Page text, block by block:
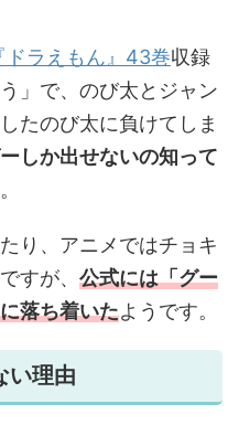
ドラえもん』43巻収録
」で、のび太とジャン
たのび太に負けてしま
しか出せないの知って
り、アニメではチョキ
すが、 公式には「グー
落ち着いたようです。
い理由